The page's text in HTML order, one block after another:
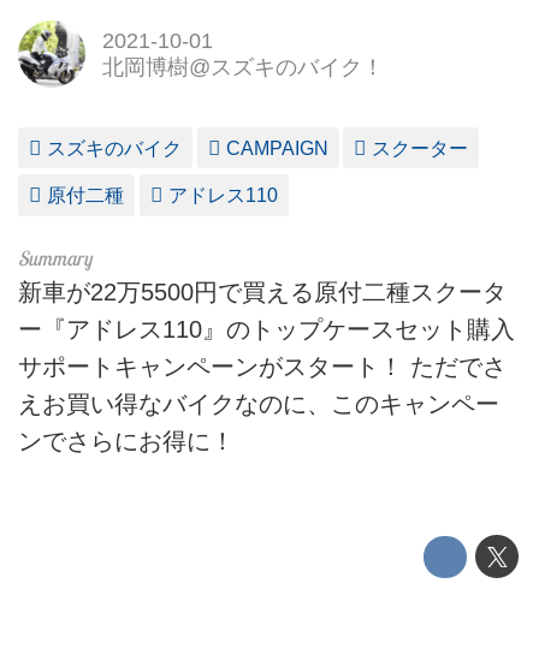
2021-10-01
北岡博樹@スズキのバイク！
スズキのバイク CAMPAIGN スクーター
原付二種 アドレス110
新車が22万5500円で買える原付二種スクータ
ー『アドレス110』のトップケースセット購入
サポートキャンペーンがスタート！ ただでさ
えお買い得なバイクなのに、このキャンペー
ンでさらにお得に！